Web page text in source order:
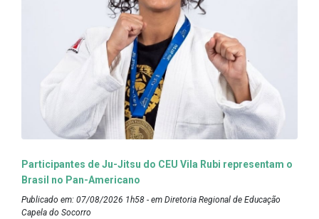
Participantes de Ju-Jitsu do CEU Vila Rubi representam o
Brasil no Pan-Americano
Publicado em: 07/08/2026 1h58 - em Diretoria Regional de Educação
Capela do Socorro